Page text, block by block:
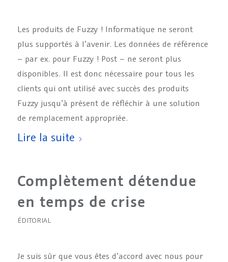
Les produits de Fuzzy ! Informatique ne seront
plus supportés à l’avenir. Les données de référence
– par ex. pour Fuzzy ! Post – ne seront plus
disponibles. Il est donc nécessaire pour tous les
clients qui ont utilisé avec succès des produits
Fuzzy jusqu’à présent de réfléchir à une solution
de remplacement appropriée.
Lire la suite
Complètement détendue
en temps de crise
ÉDITORIAL
Je suis sûr que vous êtes d’accord avec nous pour